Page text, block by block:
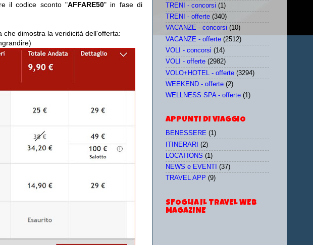
il codice sconto "AFFARE50" in fase di
che dimostra la veridicità dell'offerta:
TRENI - concorsi (1)
TRENI - offerte (340)
VACANZE - concorsi (10)
VACANZE - offerte (2512)
VOLI - concorsi (14)
VOLI - offerte (2982)
VOLO+HOTEL - offerte (3294)
WEEKEND - offerte (2)
WELLNESS SPA - offerte (1)
APPUNTI DI VIAGGIO
BENESSERE (1)
ITINERARI (2)
LOCATIONS (1)
NEWS e EVENTI
(37)
TRAVEL APP (9)
SFOGLIA IL TRAVEL WEB
MAGAZINE